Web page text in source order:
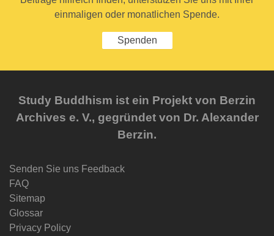
einmaligen oder monatlichen Spende.
Spenden
Study Buddhism ist ein Projekt von Berzin
Archives e. V., gegründet von Dr. Alexander
Berzin.
Senden Sie uns Feedback
FAQ
Sitemap
Glossar
Privacy Policy